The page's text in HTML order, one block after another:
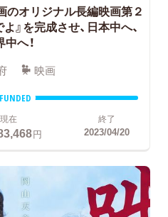
のオリジナル長編映画第２
』を完成させ、日本中へ、
へ！
映画
FUNDED
現在
円
終了
2023/04/20